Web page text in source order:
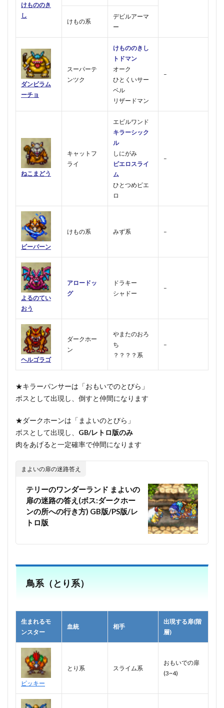
けもののき
し
けもの系
デビルアーマ
ー
ダンビラム
ーチョ
スーパーテ
ンツク
けもののきし
トドマン
オーク
ひとくいサー
ベル
リザードマン
–
ねこまどう
キャットフ
ライ
エビルワンド
キラーシック
ル
しにがみ
ピエロスライ
ム
ひとつめピエ
ロ
–
ビーバーン
けもの系 みず系 –
よるのてい
おう
アロードッ
グ
ドラキー
シャドー
–
ヘルゴラゴ
ダークホー
ン
やまたのおろ
ち
？？？？系
–
★キラーパンサーは「おもいでのとびら」
ボスとして出現し、倒すと仲間になります
★ダークホーンは「まよいのとびら」
ボスとして出現し、 GB/レトロ版のみ
肉をあげると一定確率で仲間になります
まよいの扉の迷路答え
テリーのワンダーランド まよいの
扉の迷路の答え(ボス:ダークホー
ンの所への行き方) GB版/PS版/レ
トロ版
鳥系（とり系）
生まれるモ
ンスター
血統 相手
出現する扉(階
層)
ピッキー
とり系 スライム系
おもいでの扉
(3~4)